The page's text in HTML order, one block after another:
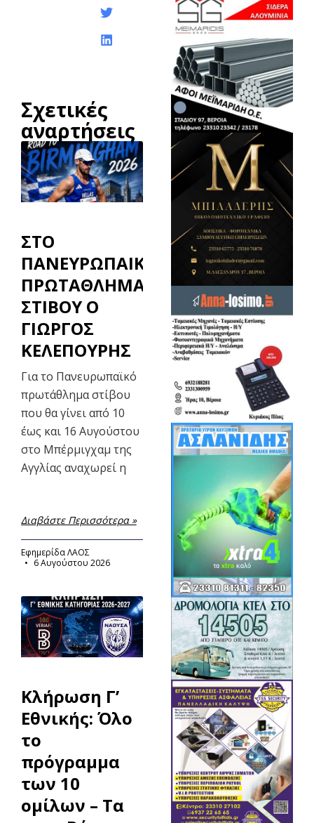
Σχετικές
αναρτήσεις
ΣΤΟ
ΠΑΝΕΥΡΩΠΑΙΚΟ
ΠΡΩΤΑΘΛΗΜΑ
ΣΤΙΒΟΥ Ο
ΓΙΩΡΓΟΣ
ΚΕΛΕΠΟΥΡΗΣ
Για το Πανευρωπαϊκό
πρωτάθλημα στίβου
που θα γίνει από 10
έως και 16 Αυγούστου
στο Μπέρμιγχαμ της
Αγγλίας αναχωρεί η
Διαβάστε Περισσότερα »
Εφημερίδα ΛΑΟΣ
6 Αυγούστου 2026
Κλήρωση Γ’
Εθνικής: Όλο
το
πρόγραμμα
των 10
ομίλων – Τα